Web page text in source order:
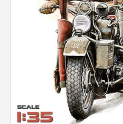
Accessoires
Carte cadeau
Maquette par marque